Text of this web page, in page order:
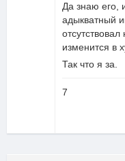
Да знаю его,
адыкватный
изменится в
Так что я за.
7